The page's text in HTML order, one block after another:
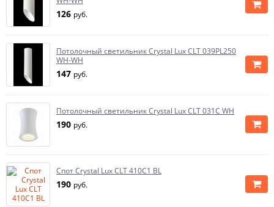
126 руб.
Потолочный светильник Crystal Lux CLT 039PL250
WH-WH
147 руб.
Потолочный светильник Crystal Lux CLT 031C WH
190 руб.
Спот Crystal Lux CLT 410C1 BL
190 руб.